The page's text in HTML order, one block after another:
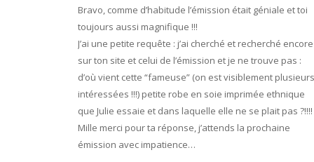
Bravo, comme d’habitude l’émission était géniale et toi
toujours aussi magnifique !!!
J’ai une petite requête : j’ai cherché et recherché encore
sur ton site et celui de l’émission et je ne trouve pas :
d’où vient cette “fameuse” (on est visiblement
intéressées !!!) petite robe en soie imprimée ethnique
que Julie essaie et dans laquelle elle ne se plait pas ?!!!!
Mille merci pour ta réponse, j’attends la prochaine
émission avec impatience…